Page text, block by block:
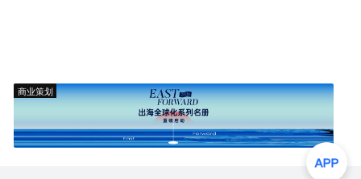
商业策划